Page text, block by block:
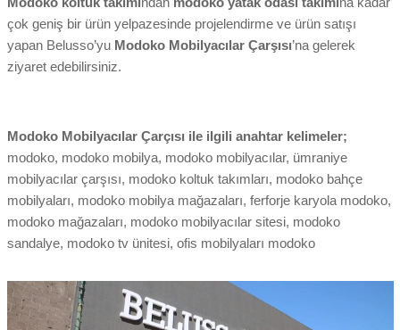
çok geniş bir ürün yelpazesinde projelendirme ve ürün satışı
yapan Belusso’yu Modoko Mobilyacılar Çarşısı’na gelerek
ziyaret edebilirsiniz.
Modoko Mobilyacılar Çarçısı ile ilgili anahtar kelimeler;
modoko, modoko mobilya, modoko mobilyacılar, ümraniye
mobilyacılar çarşısı, modoko koltuk takımları, modoko bahçe
mobilyaları, modoko mobilya mağazaları, ferforje karyola modoko,
modoko mağazaları, modoko mobilyacılar sitesi, modoko
sandalye, modoko tv ünitesi, ofis mobilyaları modoko